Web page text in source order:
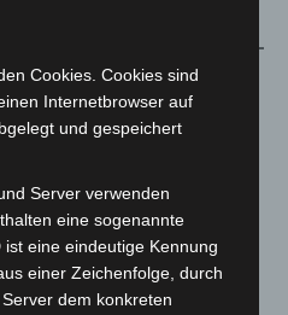
Cookies. Cookies sind
Internetbrowser auf
und gespeichert
Server verwenden
eine sogenannte
eine eindeutige Kennung
einer Zeichenfolge, durch
dem konkreten